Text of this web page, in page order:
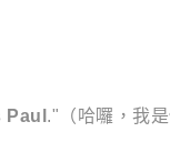
."（哈囉，我